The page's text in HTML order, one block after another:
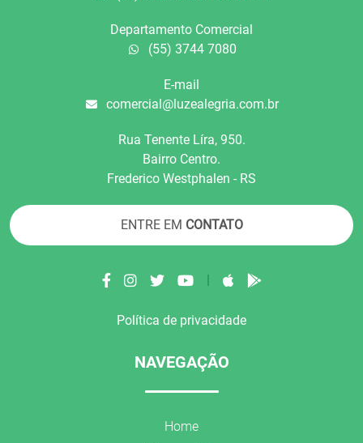
Departamento Comercial
(55) 3744 7080
E-mail
comercial@luzealegria.com.br
Rua Tenente Líra, 950.
Bairro Centro.
Frederico Westphalen - RS
ENTRE EM CONTATO
Política de privacidade
NAVEGAÇÃO
Home